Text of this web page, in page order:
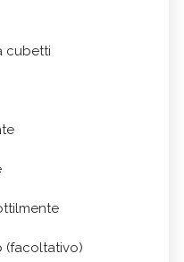
cubetti
(facoltativo)